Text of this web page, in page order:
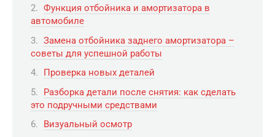
Функция отбойника и амортизатора в
автомобиле
Замена отбойника заднего амортизатора –
советы для успешной работы
Проверка новых деталей
Разборка детали после снятия: как сделать
это подручными средствами
Визуальный осмотр